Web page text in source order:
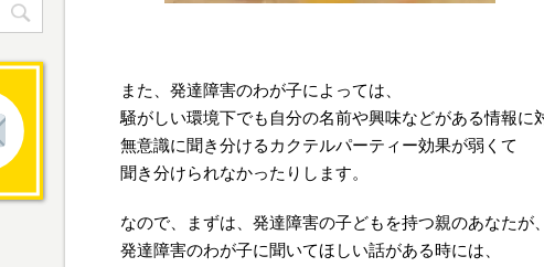
また、発達障害のわが子によっては、
騒がしい環境下でも自分の名前や興味などがある情報に
無意識に聞き分けるカクテルパーティー効果が弱くて
聞き分けられなかったりします。
なので、まずは、発達障害の子どもを持つ親のあなたが、
発達障害のわが子に聞いてほしい話がある時には、